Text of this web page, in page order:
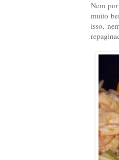
Nem
muito
isso,